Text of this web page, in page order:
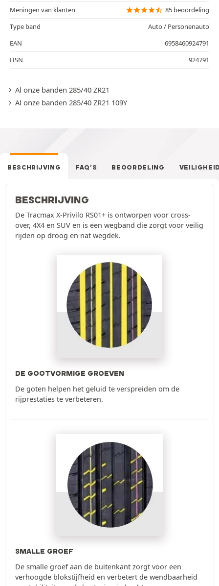
Meningen van klanten
85 beoordeling
Type band
Auto / Personenauto
EAN
6958460924791
HSN
924791
Al onze banden 285/40 ZR21
Al onze banden 285/40 ZR21 109Y
BESCHRIJVING FAQ’S BEOORDELING
BESCHRIJVING
De Tracmax X-Privilo RS01+ is ontworpen voor cross-
over, 4X4 en SUV en is een wegband die zorgt voor veilig
rijden op droog en nat wegdek.
DE GOOTVORMIGE GROEVEN
De goten helpen het geluid te verspreiden om de
rijprestaties te verbeteren.
SMALLE GROEF
De smalle groef aan de buitenkant zorgt voor een
verhoogde blokstijfheid en verbetert de wendbaarheid